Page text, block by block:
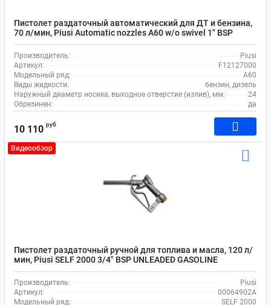
Пистолет раздаточный автоматический для ДТ и бензина,
70 л/мин, Piusi Automatic nozzles A60 w/o swivel 1" BSP
F12127000
Производитель:
Piusi
Артикул:
F12127000
Модельный ряд:
A60
Виды жидкости:
бензин, дизель
Наружный диаметр носика, выходное отверстие (излив), мм:
24
Обрезинен:
да
10 110 руб
Видеообзор
Пистолет раздаточный ручной для топлива и масла, 120 л/
мин, Piusi SELF 2000 3/4" BSP UNLEADED GASOLINE
00064902A
Производитель:
Piusi
Артикул:
00064902A
Модельный ряд:
SELF 2000